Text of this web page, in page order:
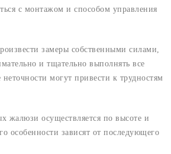
с монтажом и способом управления
замеры собственными силами,
и тщательно выполнять все
могут привести к трудностям
жалюзи осуществляется по высоте и
особенности зависят от последующего